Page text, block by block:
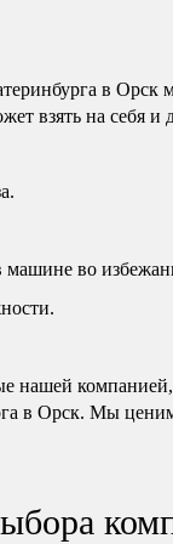
в
взять на себя и
машине во
нашей
в Орск. Мы